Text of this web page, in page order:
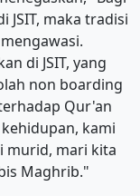
maka tradisi
di JSIT, yang
non boarding
Qur'an
kami
murid, mari kita
Maghrib."